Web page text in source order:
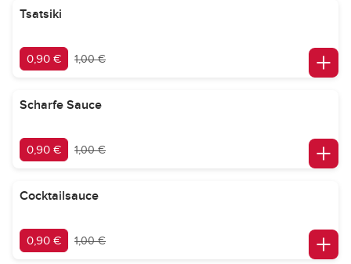
Tsatsiki
0,90 € 1,00 €
Scharfe Sauce
0,90 € 1,00 €
Cocktailsauce
0,90 € 1,00 €